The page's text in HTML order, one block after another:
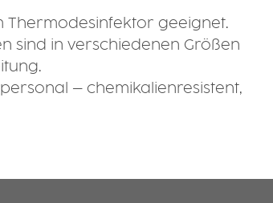
Thermodesinfektor geeignet.
sind in verschiedenen Größen
– chemikalienresistent,